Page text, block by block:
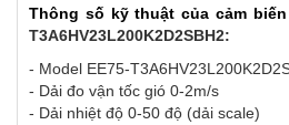
Thông số kỹ thuật của cảm
T3A6HV23L200K2D2SBH2:
- Model EE75-
- Dải đo vận tốc gió 0-2m/s
- Dải nhiệt độ 0-50 độ (dải scale)